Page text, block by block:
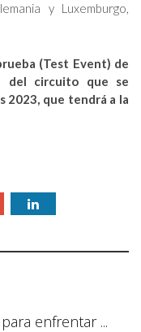
y Luxemburgo,
(Test Event) de
del circuito que se
2023, que tendrá a la
enfrentar ...